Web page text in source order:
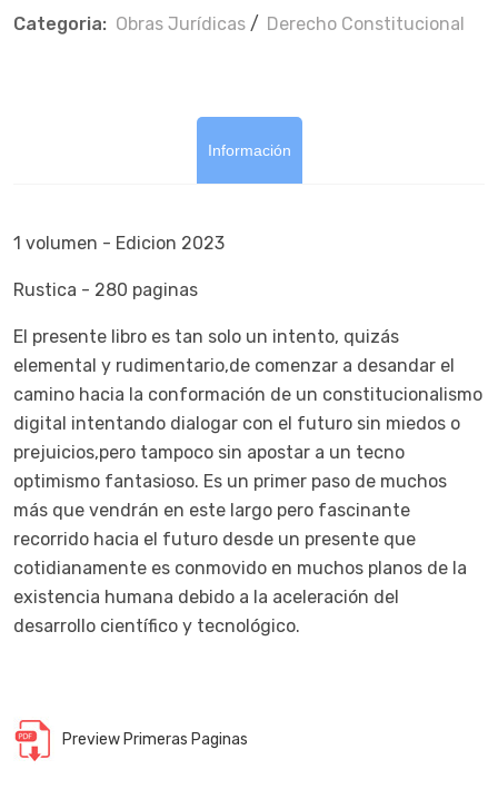
Categoria: Obras Jurí­dicas / Derecho Constitucional
Información
1 volumen - Edicion 2023
Rustica - 280 paginas
El presente libro es tan solo un intento, quizás
elemental y rudimentario,de comenzar a desandar el
camino hacia la conformación de un constitucionalismo
digital intentando dialogar con el futuro sin miedos o
prejuicios,pero tampoco sin apostar a un tecno
optimismo fantasioso. Es un primer paso de muchos
más que vendrán en este largo pero fascinante
recorrido hacia el futuro desde un presente que
cotidianamente es conmovido en muchos planos de la
existencia humana debido a la aceleración del
desarrollo científico y tecnológico.
Preview Primeras Paginas